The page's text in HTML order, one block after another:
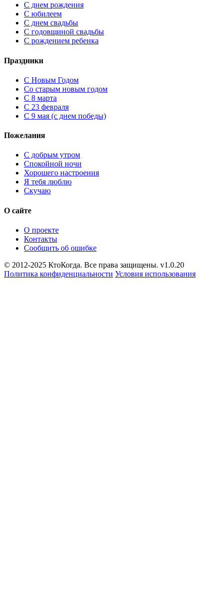
С днем рождения
С юбилеем
С днем свадьбы
С годовщиной свадьбы
С рождением ребенка
Праздники
C Новым Годом
Cо старым новым годом
С 8 марта
С 23 февраля
С 9 мая (с днем победы)
Пожелания
С добрым утром
Спокойной ночи
Хорошего настроения
Я тебя люблю
Скучаю
О сайте
О проекте
Контакты
Сообщить об ошибке
© 2012-2025 КтоКогда. Все права защищены. v1.0.20
Политика конфиденциальности Условия использования